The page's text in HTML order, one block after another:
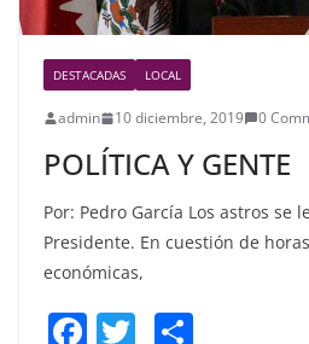
DESTACADAS LOCAL
admin 10 diciembre, 2019 0
POLÍTICA Y GENTE
Por: Pedro García Los astros se
Presidente. En cuestión de
económicas,
F T